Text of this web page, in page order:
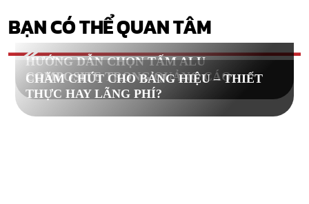
BẠN CÓ THỂ QUAN TÂM
HƯỚNG DẪN CHỌN TẤM ALU
COMPOSITE TRONG QUẢNG CÁO
CHĂM CHÚT CHO BẢNG HIỆU – THIẾT
THỰC HAY LÃNG PHÍ?